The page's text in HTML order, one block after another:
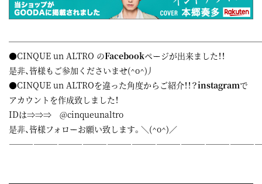
●CINQUE un ALTRO のFacebookページが出来ました！！
是非、皆様もご参加くださいませ(^o^)丿
●CINQUE un ALTROを違った角度からご紹介！！？instagramで
アカウントを作成致しました！
IDは⇒⇒⇒ @cinqueunaltro
是非、皆様フォローお願い致します。＼(^o^)／